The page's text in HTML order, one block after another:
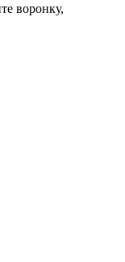
воронку,